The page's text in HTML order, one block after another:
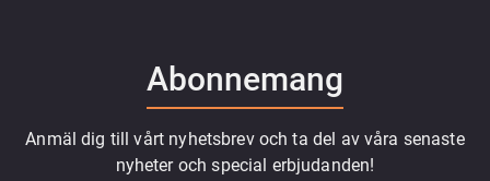
Abonnemang
Anmäl dig till vårt nyhetsbrev och ta del av våra senaste
nyheter och special erbjudanden!